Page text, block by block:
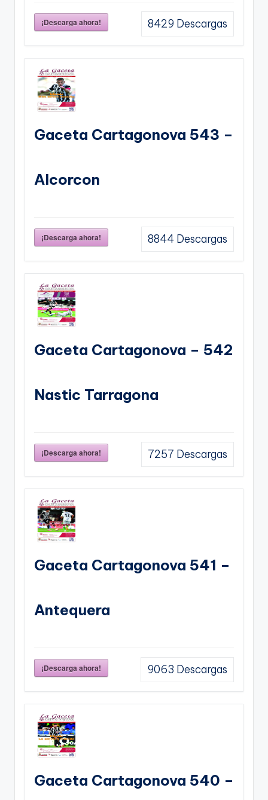
¡Descarga ahora! 8429 Descargas
Gaceta Cartagonova 543 –
Alcorcon
¡Descarga ahora! 8844 Descargas
Gaceta Cartagonova – 542
Nastic Tarragona
¡Descarga ahora! 7257 Descargas
Gaceta Cartagonova 541 –
Antequera
¡Descarga ahora! 9063 Descargas
Gaceta Cartagonova 540 –